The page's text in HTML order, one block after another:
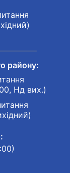
району:
Нд вих.)